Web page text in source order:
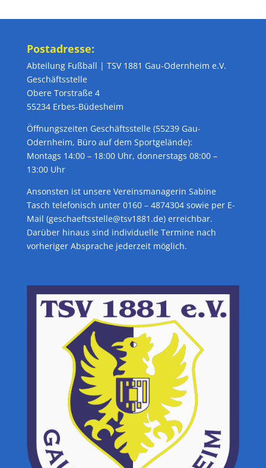
Postadresse:
Abteilung Fußball | TSV 1881 Gau-Odernheim e.V.
Geschäftsstelle
Obere Torstraße 4
55234 Erbes-Büdesheim
Öffnungszeiten Geschäftsstelle (55239 Gau-
Odernheim, Büro auf dem Sportgelände):
Montags 14:00 – 18:00 Uhr, donnerstags 08:00 –
13:00 Uhr
Ansonsten ist unsere Vereinsmanagerin Sabine
Tasch telefonisch unter 0160 – 4874304 sowie per E-
Mail (geschaeftsstelle@tsv1881.de) erreichbar.
Darüber hinaus sind individuelle Termine nach
vorheriger Absprache jederzeit möglich.